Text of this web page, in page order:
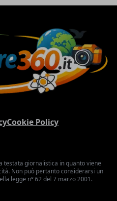
Cookie Policy
testata giornalistica in quanto viene
Non può pertanto considerarsi un
legge n° 62 del 7 marzo 2001.